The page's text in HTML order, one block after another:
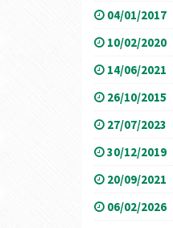
04/01/2017
10/02/2020
14/06/2021
26/10/2015
27/07/2023
30/12/2019
20/09/2021
06/02/2026